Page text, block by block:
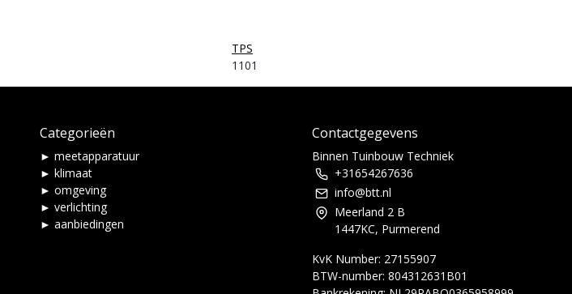
TPS
1101
Categorieën
► meetapparatuur
► klimaat
► omgeving
► verlichting
► aanbiedingen
Contactgegevens
Binnen Tuinbouw Techniek
+31654267636
info@btt.nl
Meerland 2 B
1447KC, Purmerend
KvK Number: 27155907
BTW-number: 804312631B01